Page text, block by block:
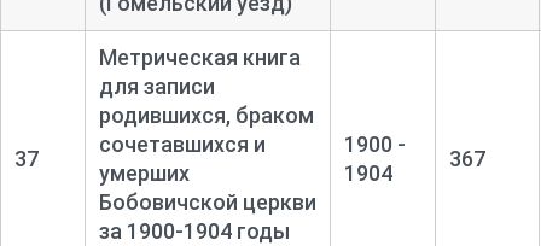
37
Метрическая книга
для записи
родившихся, браком
сочетавшихся и
умерших
Бобовичской церкви
за 1900-1904 годы
1900 -
1904
367